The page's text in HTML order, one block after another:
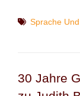
Tags
Sprache
30 Jahre